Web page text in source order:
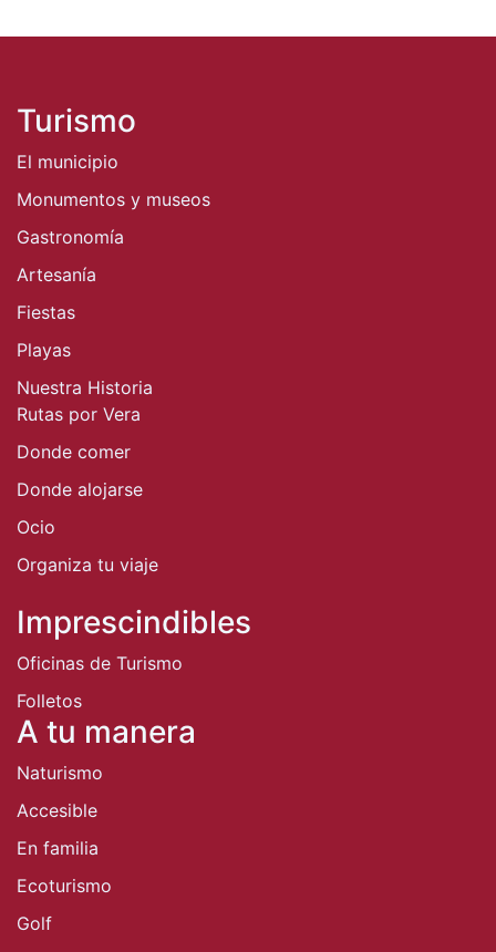
Turismo
El municipio
Monumentos y museos
Gastronomía
Artesanía
Fiestas
Playas
Nuestra Historia
Rutas por Vera
Donde comer
Donde alojarse
Ocio
Organiza tu viaje
Imprescindibles
Oficinas de Turismo
Folletos
A tu manera
Naturismo
Accesible
En familia
Ecoturismo
Golf